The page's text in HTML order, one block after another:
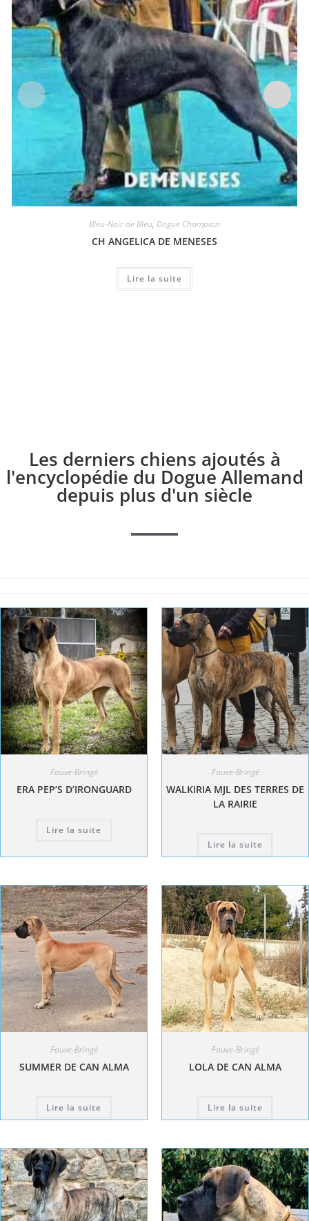
Bleu-Noir de Bleu, Dogue Champion
CH ANGELICA DE MENESES
Lire la suite
Les derniers chiens ajoutés à
l'encyclopédie du Dogue Allemand
depuis plus d'un siècle
Fauve-Bringé
ERA PEP’S D’IRONGUARD
Lire la suite
Fauve-Bringé
WALKIRIA MJL DES TERRES DE
LA RAIRIE
Lire la suite
Fauve-Bringé
SUMMER DE CAN ALMA
Lire la suite
Fauve-Bringé
LOLA DE CAN ALMA
Lire la suite